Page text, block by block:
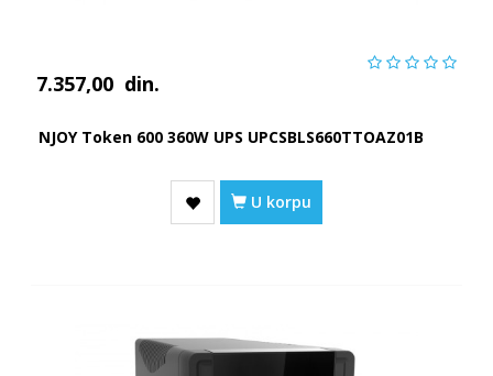
7.357,00 din.
NJOY Token 600 360W UPS UPCSBLS660TTOAZ01B
U korpu